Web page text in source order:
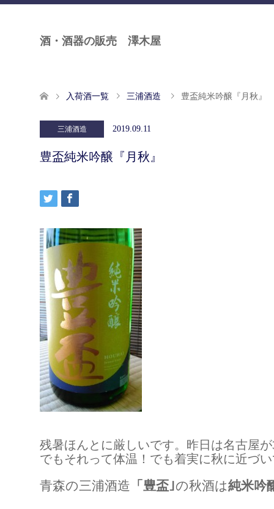
酒・酒器の販売 澤木屋
入荷酒一覧 三浦酒造 豊盃純米吟醸『月秋』
三浦酒造 2019.09.11
豊盃純米吟醸『月秋』
残暑ほんとに厳しいです。昨日は名古屋
でもそれって体温！でも着実に秋に近づ
青森の三浦酒造 「豊盃｣の秋酒は純米吟